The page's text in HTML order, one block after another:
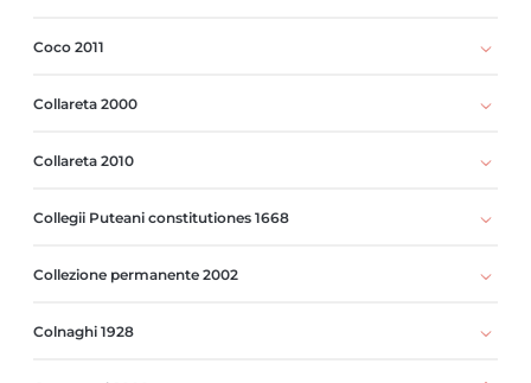
Coco 2011
Collareta 2000
Collareta 2010
Collegii Puteani constitutiones 1668
Collezione permanente 2002
Colnaghi 1928